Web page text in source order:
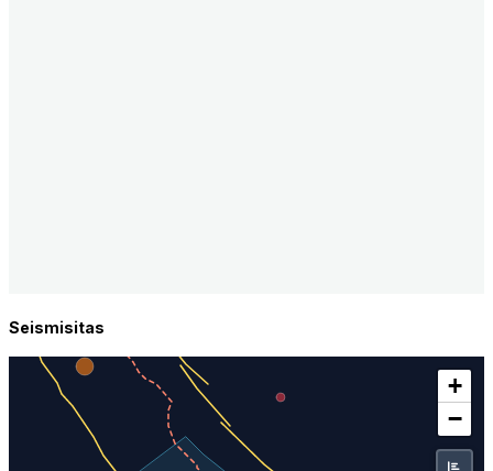
Seismisitas